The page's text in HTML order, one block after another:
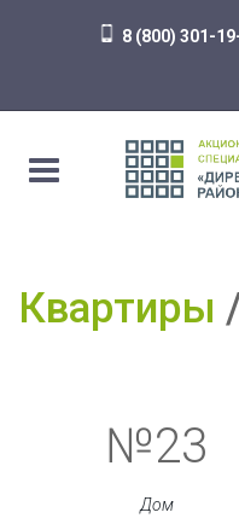
8 (800) 301-
Квартиры
№23
Дом